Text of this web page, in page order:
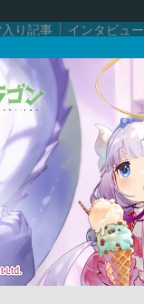
り記事 インタビュー